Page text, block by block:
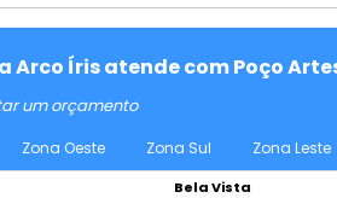
Arco Íris atende com Poço
um orçamento
Zona Oeste Zona Sul Zona Leste
Bela Vista